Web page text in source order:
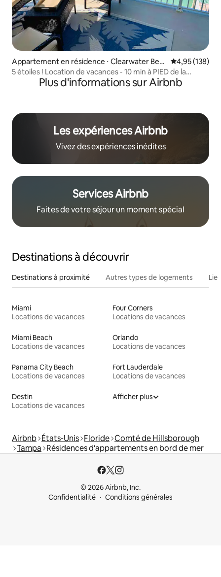
Appartement en résidence ⋅ Clearwater Bea
ch
Évaluation
4,95 (138)
5 étoiles ! Location de vacances - 10 min à PIED de la
Plus d'informations sur Airbnb
Les expériences Airbnb
Vivez des expériences inédites
Services Airbnb
Faites de votre séjour un moment spécial
Destinations à découvrir
Destinations à proximité Autres types de logements
Miami
Locations de vacances
Four Corners
Locations de vacances
Miami Beach
Locations de vacances
Orlando
Locations de vacances
Panama City Beach
Locations de vacances
Fort Lauderdale
Locations de vacances
Destin
Locations de vacances
Afficher plus
Airbnb États-Unis Floride Comté de Hillsborough
Tampa Résidences d'appartements en bord de mer
© 2026 Airbnb, Inc.
Confidentialité
Conditions générales